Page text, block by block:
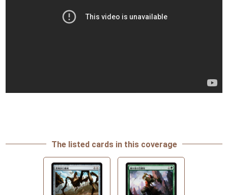
The listed cards in this coverage